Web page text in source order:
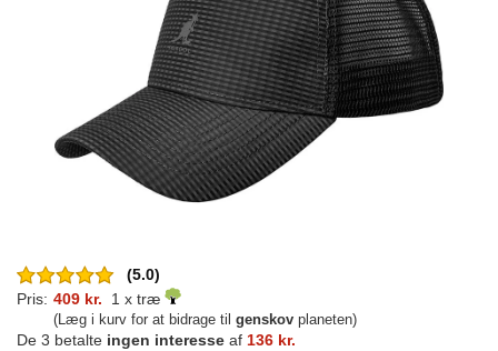
(5.0)
Pris: 409 kr. 1 x træ
(Læg i kurv for at bidrage til genskov planeten)
De 3 betalte ingen interesse af 136 kr.